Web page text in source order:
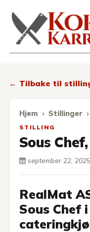
← Tilbake til
Hjem Stillinger
STILLING
Sous Chef,
september 22, 2025
RealMat
Sous Chef